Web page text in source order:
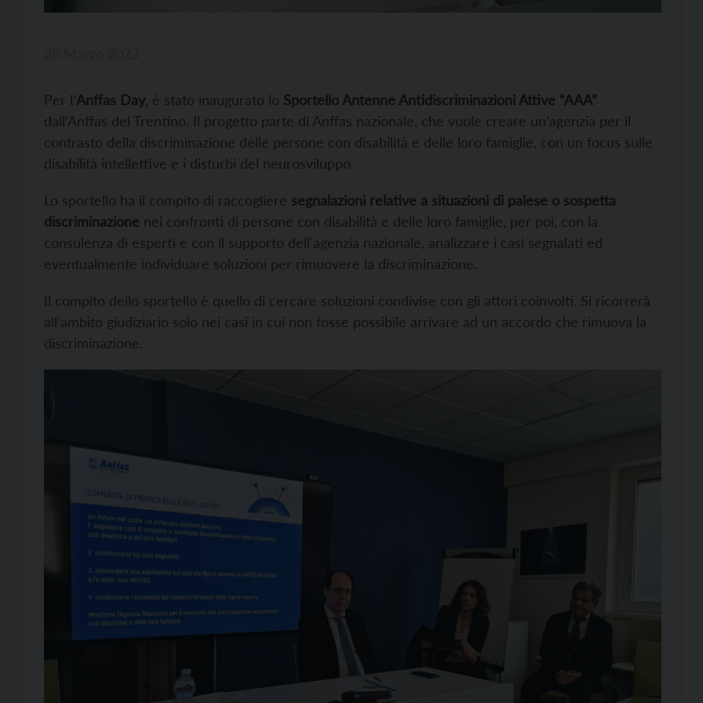
Per l’Anffas Day, è stato inaugurato lo Sportello Antenne Antidiscriminazioni Attive “AAA”
dall’Anffas del Trentino. Il progetto parte di Anffas nazionale, che vuole creare un’agenzia per il
contrasto della discriminazione delle persone con disabilità e delle loro famiglie, con un focus sulle
disabilità intellettive e i disturbi del neurosviluppo.
Lo sportello ha il compito di raccogliere segnalazioni relative a situazioni di palese o sospetta
discriminazione nei confronti di persone con disabilità e delle loro famiglie, per poi, con la
consulenza di esperti e con il supporto dell’agenzia nazionale, analizzare i casi segnalati ed
eventualmente individuare soluzioni per rimuovere la discriminazione.
Il compito dello sportello è quello di cercare soluzioni condivise con gli attori coinvolti. Si ricorrerà
all’ambito giudiziario solo nei casi in cui non fosse possibile arrivare ad un accordo che rimuova la
discriminazione.